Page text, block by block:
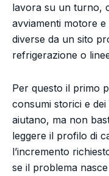
lavora su un turno,
avviamenti motore
diverse da un sito
refrigerazione o
Per questo il primo
consumi storici e
aiutano, ma non
leggere il profilo di
l’incremento
se il problema